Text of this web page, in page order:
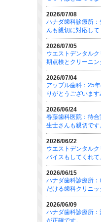
2026/07/08
ハナダ歯科診療所
んも親切に対応し
2026/07/05
ウエストデンタル
期点検とクリーニ
2026/07/04
アップル歯科：25
りがとうございま
2026/06/24
春藤歯科医院：待
生士さんも親切で
2026/06/22
ウエストデンタル
バイスもしてくれ
2026/06/15
ハナダ歯科診療所
だける歯科クリニ
2026/06/09
ハナダ歯科診療所